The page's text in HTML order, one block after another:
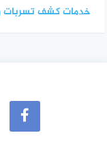
خدمات كشف تسربات